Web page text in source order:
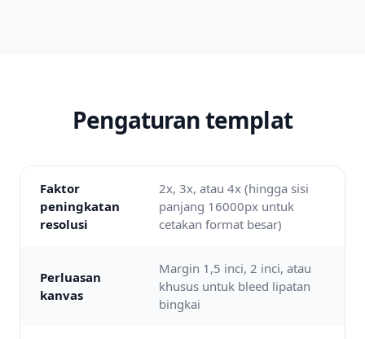
Pengaturan templat
Faktor
peningkatan
resolusi
2x, 3x, atau 4x (hingga sisi
panjang 16000px untuk
cetakan format besar)
Perluasan
kanvas
Margin 1,5 inci, 2 inci, atau
khusus untuk bleed lipatan
bingkai